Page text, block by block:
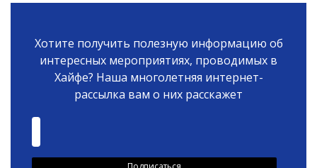
Хотите получить полезную информацию об
интересных мероприятиях, проводимых в
Хайфе? Наша многолетняя интернет-
рассылка вам о них расскажет